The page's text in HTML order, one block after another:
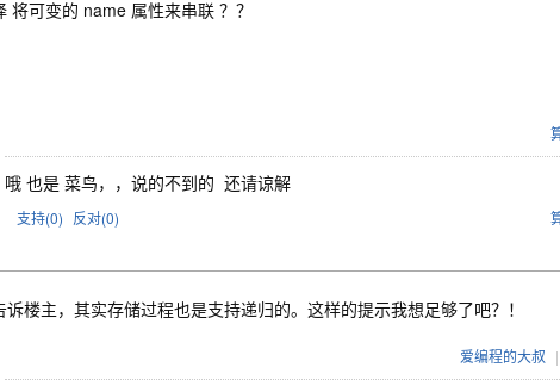
将可变的 name 属性来串联 ？？
哦 也是 菜鸟，，说的不到的 还请谅解
支持(0) 反对(0)
诉楼主，其实存储过程也是支持递归的。这样的提示我想足够了吧？！
爱编程的大叔 |